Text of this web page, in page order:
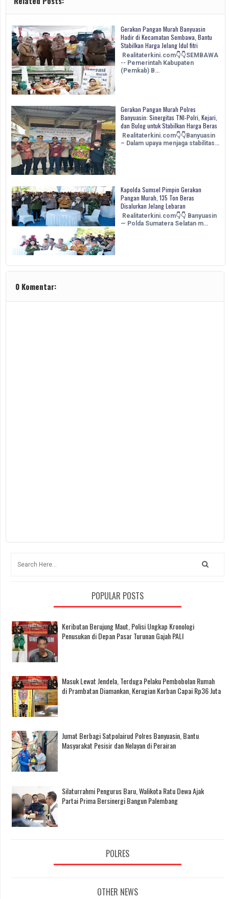
Gerakan Pangan Murah Banyuasin
Hadir di Kecamatan Sembawa, Bantu
Stabilkan Harga Jelang Idul fitri
Realitaterkini.com👇👇SEMBAWA
-- Pemerintah Kabupaten
(Pemkab) B…
Gerakan Pangan Murah Polres
Banyuasin: Sinergitas TNI-Polri, Kejari,
dan Bulog untuk Stabilkan Harga Beras
Realitaterkini.com👇👇Banyuasin
– Dalam upaya menjaga stabilitas…
Kapolda Sumsel Pimpin Gerakan
Pangan Murah, 135 Ton Beras
Disalurkan Jelang Lebaran
Realitaterkini.com👇👇 Banyuasin
— Polda Sumatera Selatan m…
0 Komentar:
POPULAR POSTS
Keributan Berujung Maut, Polisi Ungkap Kronologi
Penusukan di Depan Pasar Turunan Gajah PALI
Masuk Lewat Jendela, Terduga Pelaku Pembobolan Rumah
di Prambatan Diamankan, Kerugian Korban Capai Rp36 Juta
Jumat Berbagi Satpolairud Polres Banyuasin, Bantu
Masyarakat Pesisir dan Nelayan di Perairan
Silaturrahmi Pengurus Baru, Walikota Ratu Dewa Ajak
Partai Prima Bersinergi Bangun Palembang
POLRES
OTHER NEWS